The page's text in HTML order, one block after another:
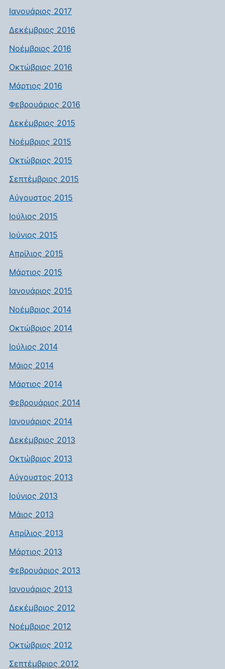
Ιανουάριος 2017
Δεκέμβριος 2016
Νοέμβριος 2016
Οκτώβριος 2016
Μάρτιος 2016
Φεβρουάριος 2016
Δεκέμβριος 2015
Νοέμβριος 2015
Οκτώβριος 2015
Σεπτέμβριος 2015
Αύγουστος 2015
Ιούλιος 2015
Ιούνιος 2015
Απρίλιος 2015
Μάρτιος 2015
Ιανουάριος 2015
Νοέμβριος 2014
Οκτώβριος 2014
Ιούλιος 2014
Μάιος 2014
Μάρτιος 2014
Φεβρουάριος 2014
Ιανουάριος 2014
Δεκέμβριος 2013
Οκτώβριος 2013
Αύγουστος 2013
Ιούνιος 2013
Μάιος 2013
Απρίλιος 2013
Μάρτιος 2013
Φεβρουάριος 2013
Ιανουάριος 2013
Δεκέμβριος 2012
Νοέμβριος 2012
Οκτώβριος 2012
Σεπτέμβριος 2012